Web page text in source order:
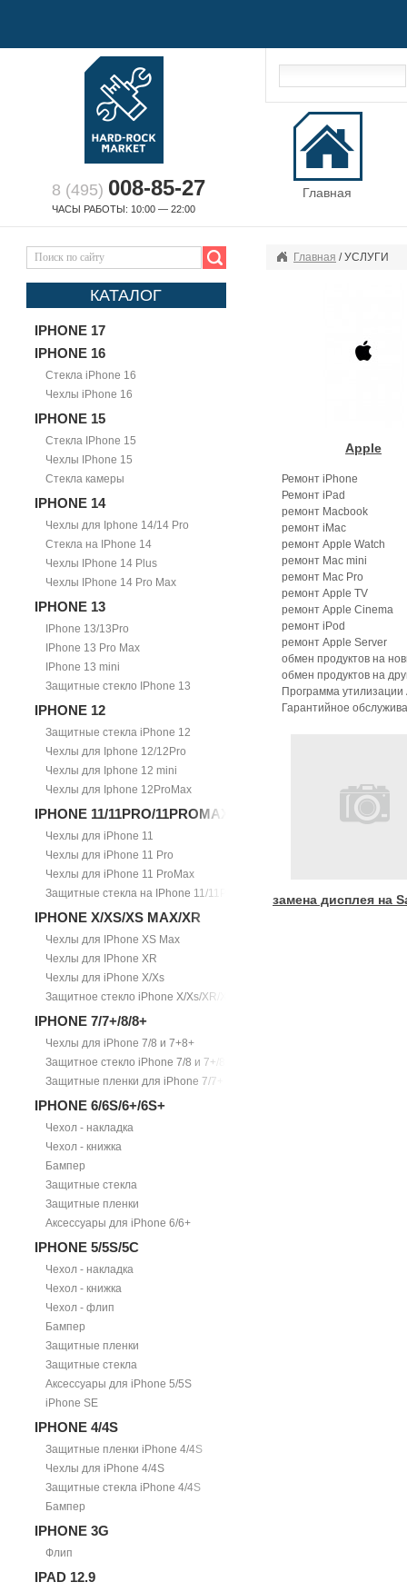
8 (495) 008-85-27
ЧАСЫ РАБОТЫ: 10:00 — 22:00
Главная
КАТАЛОГ
IPHONE 17
IPHONE 16
Стекла iPhone 16
Чехлы iPhone 16
IPHONE 15
Стекла IPhone 15
Чехлы IPhone 15
Стекла камеры
IPHONE 14
Чехлы для Iphone 14/14 Pro
Стекла на IPhone 14
Чехлы IPhone 14 Plus
Чехлы IPhone 14 Pro Max
IPHONE 13
IPhone 13/13Pro
IPhone 13 Pro Max
IPhone 13 mini
Защитные стекло IPhone 13
IPHONE 12
Защитные стекла iPhone 12
Чехлы для Iphone 12/12Pro
Чехлы для Iphone 12 mini
Чехлы для Iphone 12ProMax
IPHONE 11/11PRO/11PROMAX
Чехлы для iPhone 11
Чехлы для iPhone 11 Pro
Чехлы для iPhone 11 ProMax
Защитные стекла на IPhone 11/11Pro/11ProMax
IPHONE X/XS/XS MAX/XR
Чехлы для IPhone XS Max
Чехлы для IPhone XR
Чехлы для iPhone X/Xs
Защитное стекло iPhone X/Xs/XR/Xs Max
IPHONE 7/7+/8/8+
Чехлы для iPhone 7/8 и 7+8+
Защитное стекло iPhone 7/8 и 7+/8+
Защитные пленки для iPhone 7/7+
IPHONE 6/6S/6+/6S+
Чехол - накладка
Чехол - книжка
Бампер
Защитные стекла
Защитные пленки
Аксессуары для iPhone 6/6+
IPHONE 5/5S/5С
Чехол - накладка
Чехол - книжка
Чехол - флип
Бампер
Защитные пленки
Защитные стекла
Аксессуары для iPhone 5/5S
iPhone SE
IPHONE 4/4S
Защитные пленки iPhone 4/4S
Чехлы для iPhone 4/4S
Защитные стекла iPhone 4/4S
Бампер
IPHONE 3G
Флип
IPAD 12.9
Главная / УСЛУГИ
Apple
Ремонт iPhone
Ремонт iPad
ремонт Macbook
ремонт iMac
ремонт Apple Watch
ремонт Mac mini
ремонт Mac Pro
ремонт Apple TV
ремонт Apple Cinema
ремонт iPod
ремонт Apple Server
обмен продуктов на
обмен продуктов на
Программа
Гарантийное
замена дисплея на